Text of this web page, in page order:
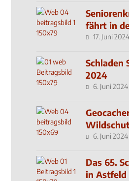
fährt in
17. Juni 2024
Schladen
2024
6. Juni 2024
den6. Juni 2024
Das 65.
in Astfeld